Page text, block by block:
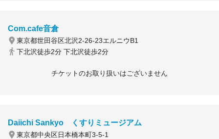
Com.cafe音倉
東京都世田谷区北沢2-26-23エルニウB1
下北沢徒歩2分 下北沢徒歩2分
チケットのお取り扱いはございません
Daiichi Sankyo くすりミュージアム
東京都中央区日本橋本町3-5-1